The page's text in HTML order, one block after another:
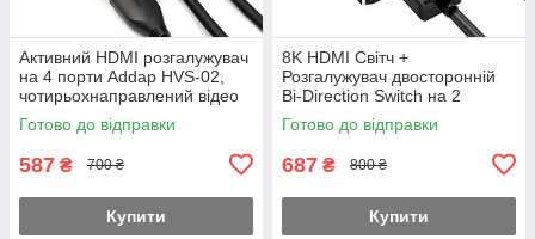
Активний HDMI розгалужувач
на 4 порти Addap HVS-02,
чотирьохнаправлений відео
сплітер 4К
Готово до відправки
587 ₴ 700 ₴
Купити
8K HDMI Світч +
Розгалужувач двосторонній
Bi-Direction Switch на 2
канали Addap HVS-11 | 2в1:
перемикач + комутатор
Готово до відправки
687 ₴ 800 ₴
Купити